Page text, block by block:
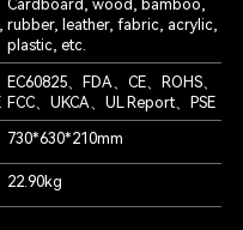
Cardboard, wood, bamboo,
rubber, leather, fabric, acrylic,
plastic, etc.
EC60825、FDA、CE、ROHS、
FCC、UKCA、UL Report、PSE
730*630*210mm
22.90kg